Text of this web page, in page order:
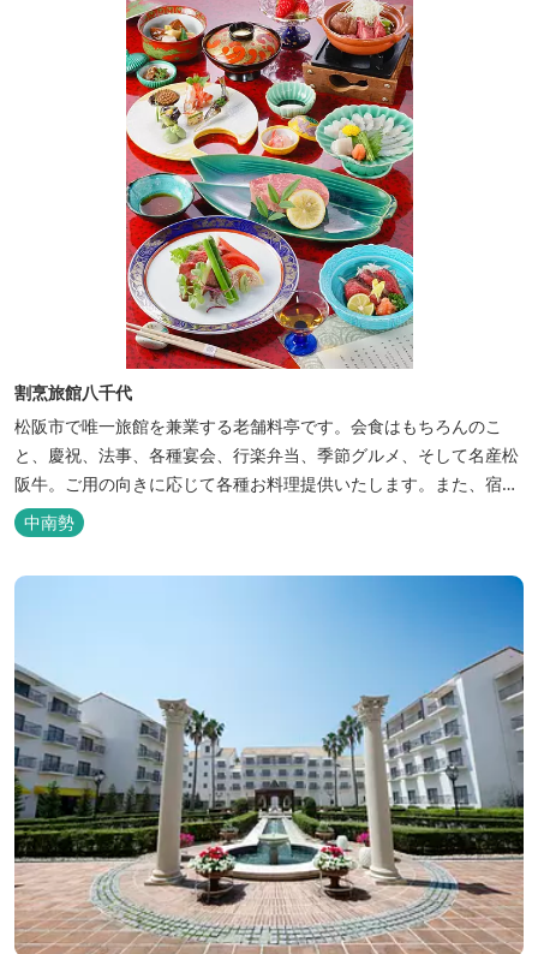
割烹旅館八千代
松阪市で唯一旅館を兼業する老舗料亭です。会食はもちろんのこ
と、慶祝、法事、各種宴会、行楽弁当、季節グルメ、そして名産松
阪牛。ご用の向きに応じて各種お料理提供いたします。また、宿泊
のご用もたまわります。 国登録有形文化財に選ばれた純木造建築で
昔風情をお楽しみください。
中南勢